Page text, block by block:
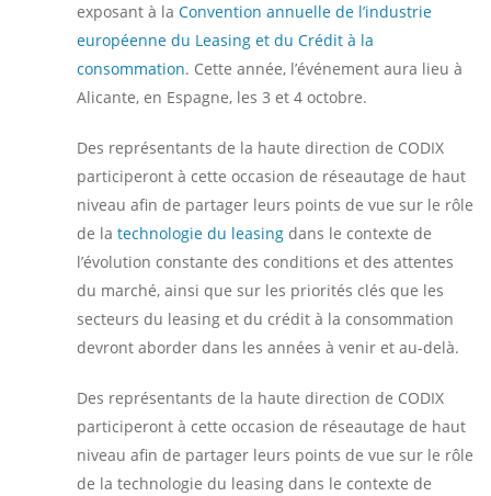
exposant à la Convention annuelle de l’industrie
européenne du Leasing et du Crédit à la
consommation. Cette année, l’événement aura lieu à
Alicante, en Espagne, les 3 et 4 octobre.
Des représentants de la haute direction de CODIX
participeront à cette occasion de réseautage de haut
niveau afin de partager leurs points de vue sur le rôle
de la technologie du leasing dans le contexte de
l’évolution constante des conditions et des attentes
du marché, ainsi que sur les priorités clés que les
secteurs du leasing et du crédit à la consommation
devront aborder dans les années à venir et au-delà.
Des représentants de la haute direction de CODIX
participeront à cette occasion de réseautage de haut
niveau afin de partager leurs points de vue sur le rôle
de la technologie du leasing dans le contexte de